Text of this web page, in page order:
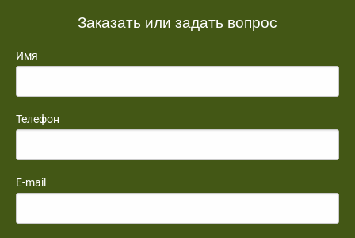
Заказать или задать вопрос
Имя
Телефон
E-mail